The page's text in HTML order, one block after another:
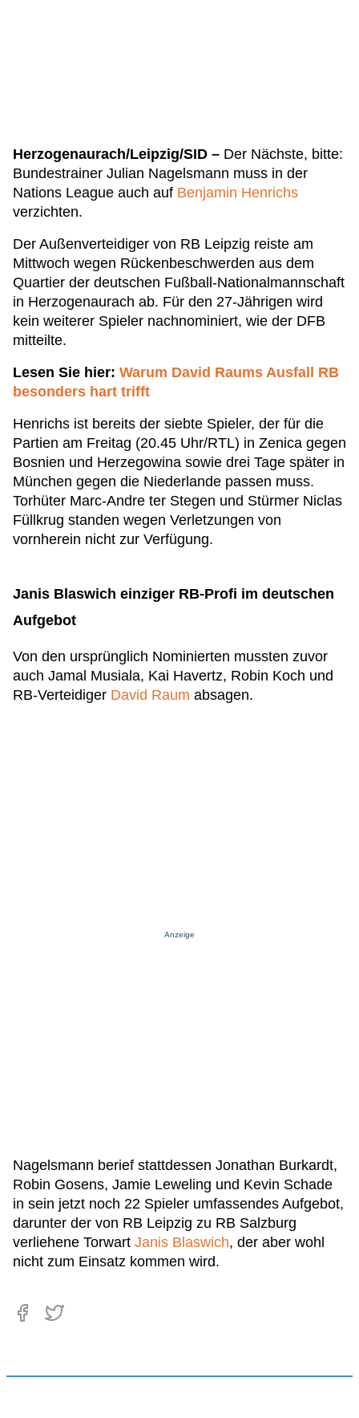
Herzogenaurach/Leipzig/SID – Der Nächste, bitte:
Bundestrainer Julian Nagelsmann muss in der
Nations League auch auf Benjamin Henrichs
verzichten.
Der Außenverteidiger von RB Leipzig reiste am
Mittwoch wegen Rückenbeschwerden aus dem
Quartier der deutschen Fußball-Nationalmannschaft
in Herzogenaurach ab. Für den 27-Jährigen wird
kein weiterer Spieler nachnominiert, wie der DFB
mitteilte.
Lesen Sie hier: Warum David Raums Ausfall RB
besonders hart trifft
Henrichs ist bereits der siebte Spieler, der für die
Partien am Freitag (20.45 Uhr/RTL) in Zenica gegen
Bosnien und Herzegowina sowie drei Tage später in
München gegen die Niederlande passen muss.
Torhüter Marc-Andre ter Stegen und Stürmer Niclas
Füllkrug standen wegen Verletzungen von
vornherein nicht zur Verfügung.
Janis Blaswich einziger RB-Profi im deutschen
Aufgebot
Von den ursprünglich Nominierten mussten zuvor
auch Jamal Musiala, Kai Havertz, Robin Koch und
RB-Verteidiger David Raum absagen.
Anzeige
Nagelsmann berief stattdessen Jonathan Burkardt,
Robin Gosens, Jamie Leweling und Kevin Schade
in sein jetzt noch 22 Spieler umfassendes Aufgebot,
darunter der von RB Leipzig zu RB Salzburg
verliehene Torwart Janis Blaswich, der aber wohl
nicht zum Einsatz kommen wird.